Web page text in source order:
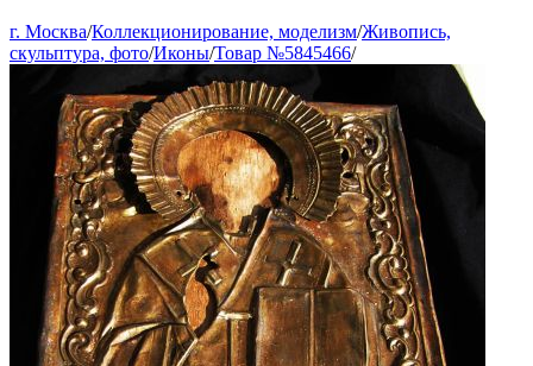
г. Москва/Коллекционирование, моделизм/Живопись,
скульптура, фото/Иконы/Товар №5845466/